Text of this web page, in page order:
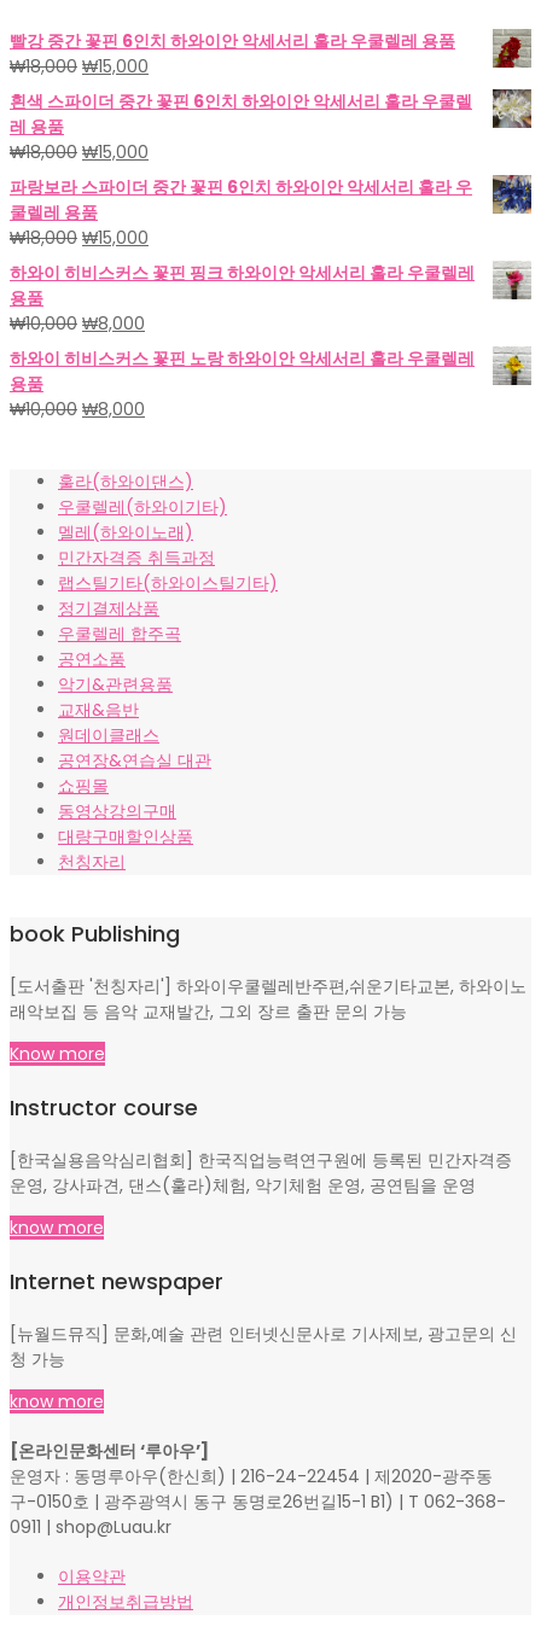
빨강 중간 꽃핀 6인치 하와이안 악세서리 훌라 우쿨렐레 용품
₩18,000 원
래
가
격:
₩18,000.
₩15,000
재
가
₩15,000.
흰색 스파이더 중간 꽃핀 6인치 하와이안 악세서리 훌라 우쿨렐
레 용품
₩18,000 원
래
가
격:
₩18,000.
₩15,000
재
가
₩15,000.
파랑보라 스파이더 중간 꽃핀 6인치 하와이안 악세서리 훌라 우
쿨렐레 용품
₩18,000 원
래
가
격:
₩18,000.
₩15,000
재
가
하와이 히비스커스 꽃핀 핑크 하와이안 악세서리 훌라 우쿨렐레
용품
₩10,000 원
래
가
격:
₩10,000.
₩8,000
재
가
₩8,000.
하와이 히비스커스 꽃핀 노랑 하와이안 악세서리 훌라 우쿨렐레
용품
₩10,000 원
격:
₩10,000.
₩8,000
격:
₩8,000.
훌라(하와이댄스)
우쿨렐레(하와이기타)
멜레(하와이노래)
민간자격증 취득과정
랩스틸기타(하와이스틸기타)
정기결제상품
우쿨렐레 합주곡
공연소품
악기&관련용품
교재&음반
원데이클래스
공연장&연습실 대관
쇼핑몰
동영상강의구매
대량구매할인상품
천칭자리
book Publishing
[도서출판 '천칭자리'] 하와이우쿨렐레반주편,쉬운기타교본, 하와이노
래악보집 등 음악 교재발간, 그외 장르 출판 문의 가능
Know more
Instructor course
[한국실용음악심리협회] 한국직업능력연구원에 등록된 민간자격증
운영, 강사파견, 댄스(훌라)체험, 악기체험 운영, 공연팀을 운영
know more
Internet newspaper
[뉴월드뮤직] 문화,예술 관련 인터넷신문사로 기사제보, 광고문의 신
청 가능
know more
[온라인문화센터 ‘루아우’]
운영자 : 동명루아우(한신희) | 216-24-22454 | 제2020-광주동
구-0150호 | 광주광역시 동구 동명로26번길15-1 B1) | T 062-368-
0911 | shop@Luau.kr
이용약관
개인정보취급방법